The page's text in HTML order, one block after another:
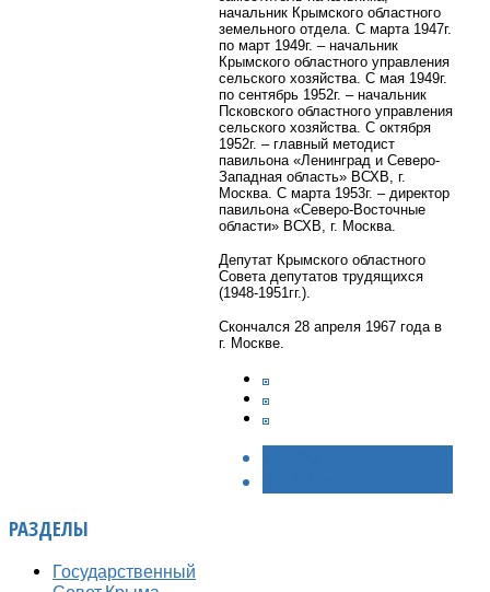
начальник Крымского областного
земельного отдела. С марта 1947г.
по март 1949г. – начальник
Крымского областного управления
сельского хозяйства. С мая 1949г.
по сентябрь 1952г. – начальник
Псковского областного управления
сельского хозяйства. С октября
1952г. – главный методист
павильона «Ленинград и Северо-
Западная область» ВСХВ, г.
Москва. С марта 1953г. – директор
павильона «Северо-Восточные
области» ВСХВ, г. Москва.
Депутат Крымского областного
Совета депутатов трудящихся
(1948-1951гг.).
Скончался 28 апреля 1967 года в
г. Москве.
РАЗДЕЛЫ
Государственный